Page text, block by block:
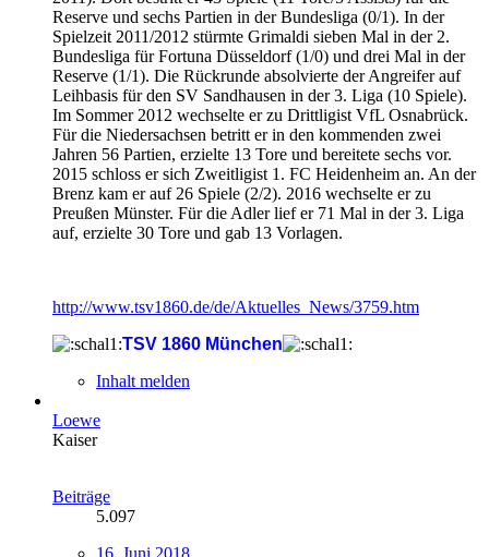
Reserve und sechs Partien in der Bundesliga (0/1). In der
Spielzeit 2011/2012 stürmte Grimaldi sieben Mal in der 2.
Bundesliga für Fortuna Düsseldorf (1/0) und drei Mal in der
Reserve (1/1). Die Rückrunde absolvierte der Angreifer auf
Leihbasis für den SV Sandhausen in der 3. Liga (10 Spiele).
Im Sommer 2012 wechselte er zu Drittligist VfL Osnabrück.
Für die Niedersachsen betritt er in den kommenden zwei
Jahren 56 Partien, erzielte 13 Tore und bereitete sechs vor.
2015 schloss er sich Zweitligist 1. FC Heidenheim an. An der
Brenz kam er auf 26 Spiele (2/2). 2016 wechselte er zu
Preußen Münster. Für die Adler lief er 71 Mal in der 3. Liga
auf, erzielte 30 Tore und gab 13 Vorlagen.
http://www.tsv1860.de/de/Aktuelles_News/3759.htm
TSV 1860 München
Inhalt melden
Loewe
Kaiser
Beiträge
5.097